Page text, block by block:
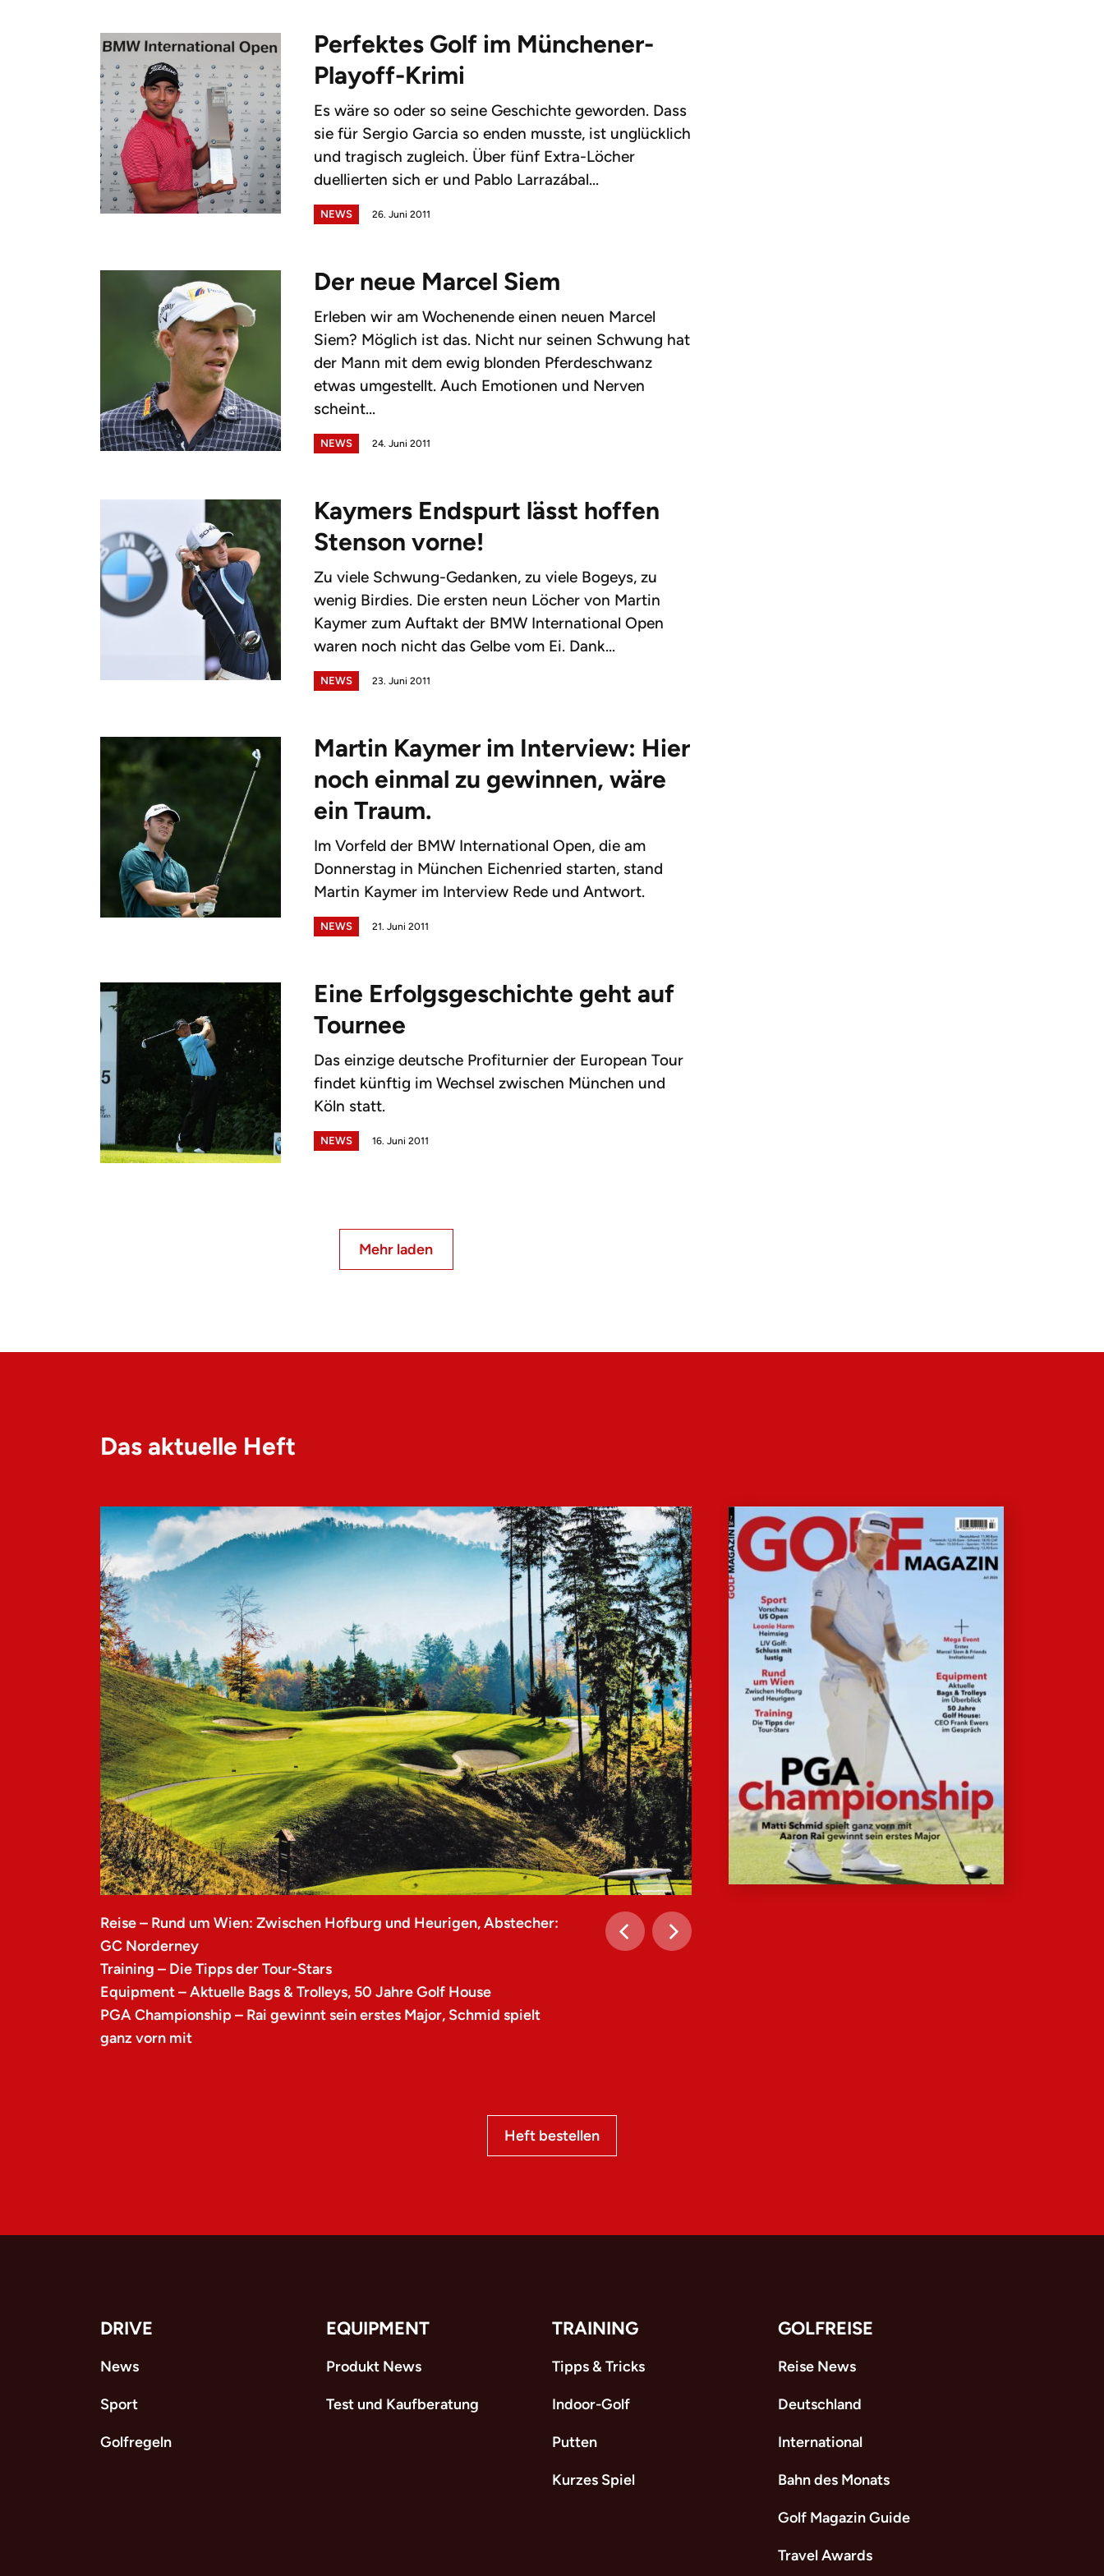
Perfektes Golf im Münchener-
Playoff-Krimi
Es wäre so oder so seine Geschichte geworden. Dass
sie für Sergio Garcia so enden musste, ist unglücklich
und tragisch zugleich. Über fünf Extra-Löcher
duellierten sich er und Pablo Larrazábal...
NEWS 26. Juni 2011
Der neue Marcel Siem
Erleben wir am Wochenende einen neuen Marcel
Siem? Möglich ist das. Nicht nur seinen Schwung hat
der Mann mit dem ewig blonden Pferdeschwanz
etwas umgestellt. Auch Emotionen und Nerven
scheint...
NEWS 24. Juni 2011
Kaymers Endspurt lässt hoffen 
Stenson vorne!
Zu viele Schwung-Gedanken, zu viele Bogeys, zu
wenig Birdies. Die ersten neun Löcher von Martin
Kaymer zum Auftakt der BMW International Open
waren noch nicht das Gelbe vom Ei. Dank...
NEWS 23. Juni 2011
Martin Kaymer im Interview: Hier
noch einmal zu gewinnen, wäre
ein Traum.
Im Vorfeld der BMW International Open, die am
Donnerstag in München Eichenried starten, stand
Martin Kaymer im Interview Rede und Antwort.
NEWS 21. Juni 2011
Eine Erfolgsgeschichte geht auf
Tournee
Das einzige deutsche Profiturnier der European Tour
findet künftig im Wechsel zwischen München und
Köln statt.
NEWS 16. Juni 2011
Mehr laden
Das aktuelle Heft
Reise – Rund um Wien: Zwischen Hofburg und Heurigen, Abstecher:
GC Norderney
Training – Die Tipps der Tour-Stars
Equipment – Aktuelle Bags & Trolleys, 50 Jahre Golf House
PGA Championship – Rai gewinnt sein erstes Major, Schmid spielt
ganz vorn mit
Heft bestellen
DRIVE
News
Sport
Golfregeln
EQUIPMENT
Produkt News
Test und Kaufberatung
TRAINING
Tipps & Tricks
Indoor-Golf
Putten
Kurzes Spiel
GOLFREISE
Reise News
Deutschland
International
Bahn des Monats
Golf Magazin Guide
Travel Awards